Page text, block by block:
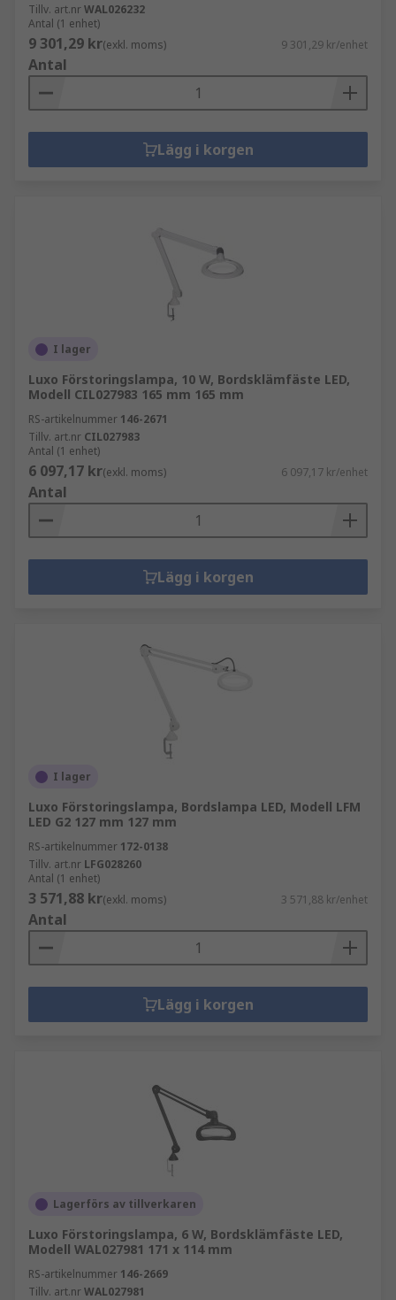
Tillv. art.nrWAL026232
Antal (1 enhet)
9 301,29 kr(exkl. moms) 9 301,29 kr/enhet
Antal
Lägg i korgen
I lager
Luxo Förstoringslampa, 10 W, Bordsklämfäste LED,
Modell CIL027983 165 mm 165 mm
RS-artikelnummer 146-2671
Tillv. art.nr CIL027983
Antal (1 enhet)
6 097,17 kr(exkl. moms) 6 097,17 kr/enhet
Antal
Lägg i korgen
I lager
Luxo Förstoringslampa, Bordslampa LED, Modell LFM
LED G2 127 mm 127 mm
RS-artikelnummer 172-0138
Tillv. art.nr LFG028260
Antal (1 enhet)
3 571,88 kr(exkl. moms) 3 571,88 kr/enhet
Antal
Lägg i korgen
Lagerförs av tillverkaren
Luxo Förstoringslampa, 6 W, Bordsklämfäste LED,
Modell WAL027981 171 x 114 mm
RS-artikelnummer 146-2669
Tillv. art.nrWAL027981